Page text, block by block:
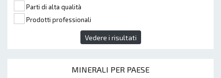
Parti di alta qualità
Prodotti professionali
Vedere i risultati
MINERALI PER PAESE